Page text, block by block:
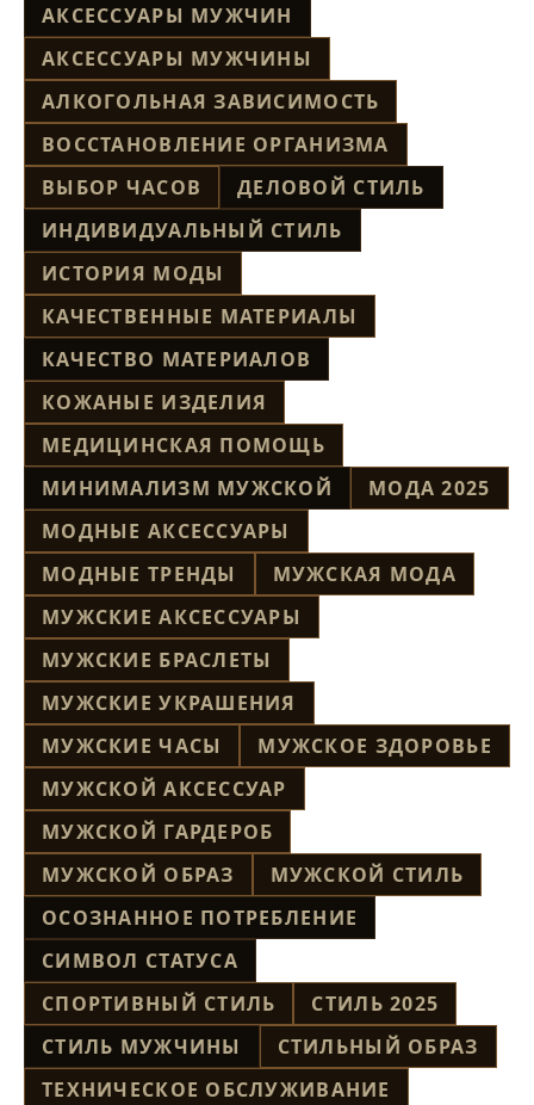
АКСЕССУАРЫ МУЖЧИН
АКСЕССУАРЫ МУЖЧИНЫ
АЛКОГОЛЬНАЯ ЗАВИСИМОСТЬ
ВОССТАНОВЛЕНИЕ ОРГАНИЗМА
ВЫБОР ЧАСОВ
ДЕЛОВОЙ СТИЛЬ
ИНДИВИДУАЛЬНЫЙ СТИЛЬ
ИСТОРИЯ МОДЫ
КАЧЕСТВЕННЫЕ МАТЕРИАЛЫ
КАЧЕСТВО МАТЕРИАЛОВ
КОЖАНЫЕ ИЗДЕЛИЯ
МЕДИЦИНСКАЯ ПОМОЩЬ
МИНИМАЛИЗМ МУЖСКОЙ
МОДА 2025
МОДНЫЕ АКСЕССУАРЫ
МОДНЫЕ ТРЕНДЫ
МУЖСКАЯ МОДА
МУЖСКИЕ АКСЕССУАРЫ
МУЖСКИЕ БРАСЛЕТЫ
МУЖСКИЕ УКРАШЕНИЯ
МУЖСКИЕ ЧАСЫ
МУЖСКОЕ ЗДОРОВЬЕ
МУЖСКОЙ АКСЕССУАР
МУЖСКОЙ ГАРДЕРОБ
МУЖСКОЙ ОБРАЗ
МУЖСКОЙ СТИЛЬ
ОСОЗНАННОЕ ПОТРЕБЛЕНИЕ
СИМВОЛ СТАТУСА
СПОРТИВНЫЙ СТИЛЬ
СТИЛЬ 2025
СТИЛЬ МУЖЧИНЫ
СТИЛЬНЫЙ ОБРАЗ
ТЕХНИЧЕСКОЕ ОБСЛУЖИВАНИЕ